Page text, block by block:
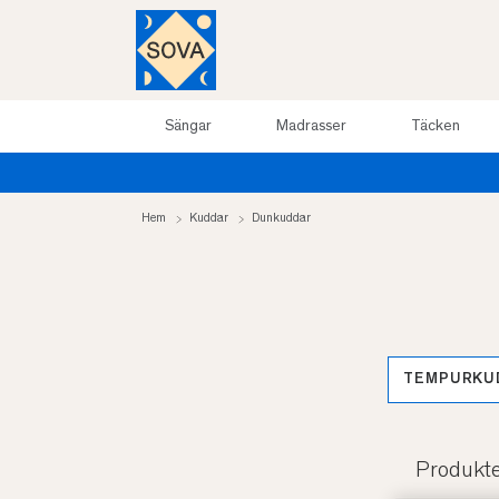
Sängar Madrasser Täcken
Hem Kuddar Dunkuddar